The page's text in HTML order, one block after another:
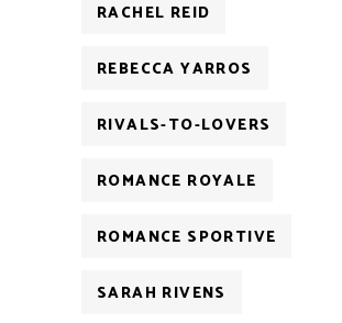
RACHEL REID
REBECCA YARROS
RIVALS-TO-LOVERS
ROMANCE ROYALE
ROMANCE SPORTIVE
SARAH RIVENS